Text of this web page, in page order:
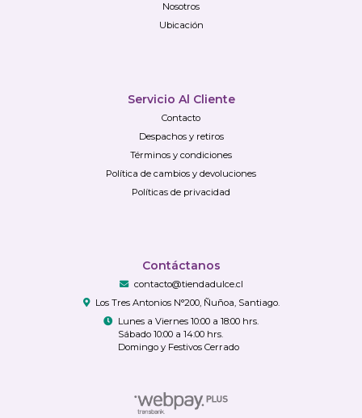
Nosotros
Ubicación
Servicio Al Cliente
Contacto
Despachos y retiros
Términos y condiciones
Política de cambios y devoluciones
Políticas de privacidad
Contáctanos
contacto@tiendadulce.cl
Los Tres Antonios N°200, Ñuñoa, Santiago.
Lunes a Viernes 10:00 a 18:00 hrs.
Sábado 10:00 a 14:00 hrs.
Domingo y Festivos Cerrado